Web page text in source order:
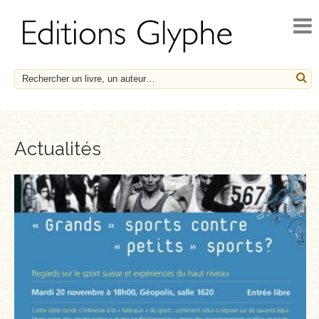
ACTUALITÉS
NOUVEAUTÉS
À PARAÎTRE
HISTOIRE ET SOCIÉTÉ
ESSAIS
LE FRANÇAIS EN HÉRITAGE
SOCIÉTÉ, HISTOIRE ET MÉDECINE
BIOGRAPHIES
Actualités